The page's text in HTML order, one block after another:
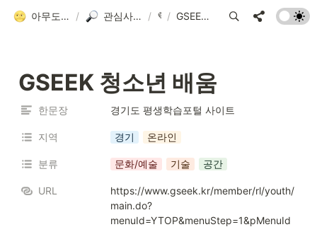
아무도 안 알려줘서 만든 청소년 네트워크 가이드 / 관심사별 검색 플랫폼 모음 / 💜
/ GSEEK 청소년 배움
GSEEK 청소년 배움
한문장 경기도 평생학습포털 사이트
지역 경기 온라인
분류 문화/예술 기술 공간
URL
https://www.gseek.kr/member/rl/youth/
main.do?
menuId=YTOP&menuStep=1&pMenuId